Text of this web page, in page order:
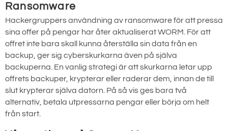
Ransomware
Hackergruppers användning av ransomware för att pressa
sina offer på pengar har åter aktualiserat WORM. För att
offret inte bara skall kunna återställa sin data från en
backup, ger sig cyberskurkarna även på själva
backuperna. En vanlig strategi är att skurkarna letar upp
offrets backuper, krypterar eller raderar dem, innan de till
slut krypterar själva datorn. På så vis ges bara två
alternativ, betala utpressarna pengar eller börja om helt
från start.